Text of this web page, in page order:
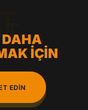
İÇIN
EDIN